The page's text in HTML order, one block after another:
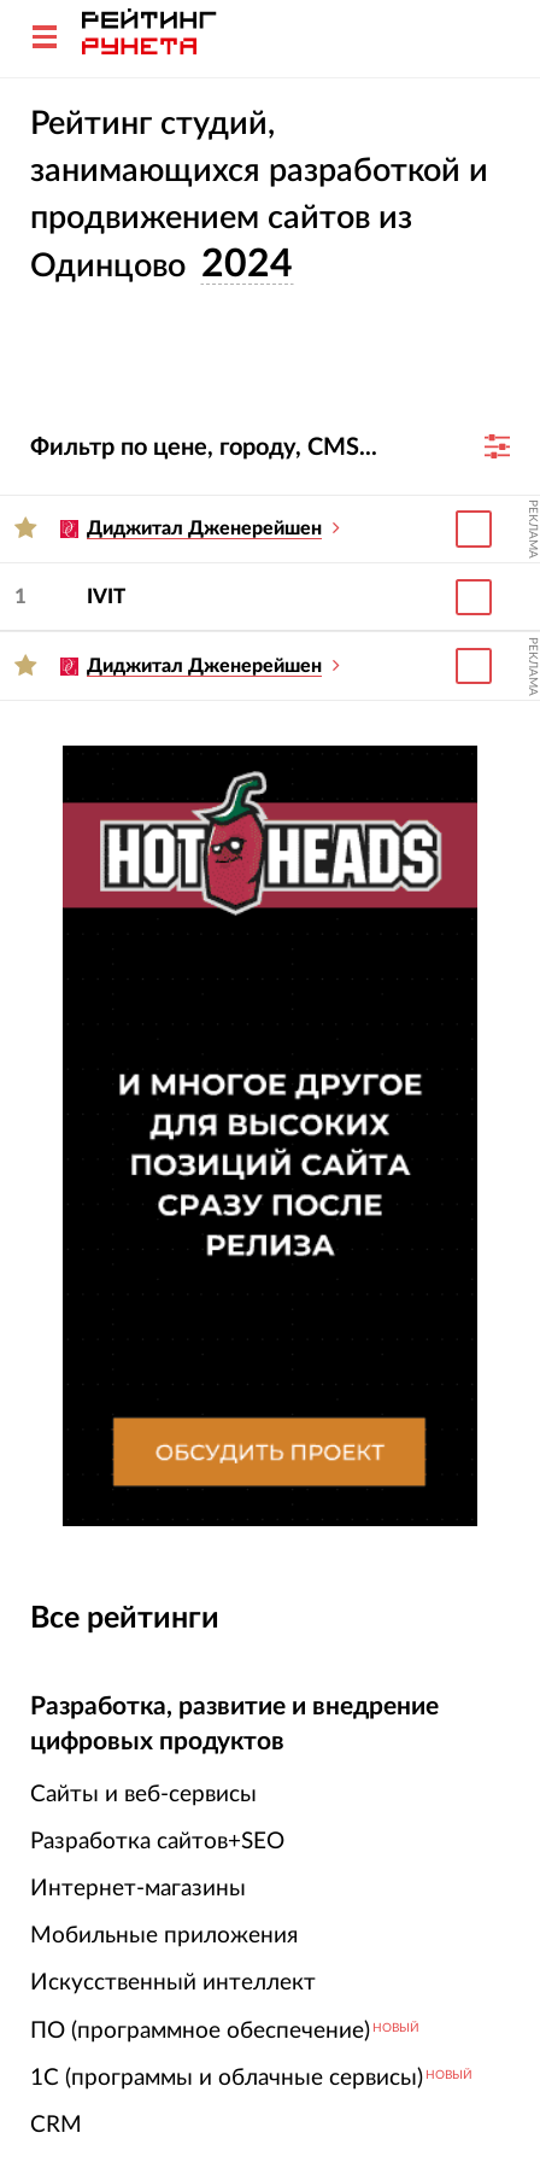
Рейтинг студий,
занимающихся разработкой и
продвижением сайтов из
Одинцово 2024
Фильтр по цене, городу, CMS...
Диджитал Дженерейшен РЕКЛАМА
1 IVIT
Диджитал Дженерейшен РЕКЛАМА
Все рейтинги
Разработка, развитие и внедрение
цифровых продуктов
Сайты и веб-сервисы
Разработка сайтов+SEO
Интернет-магазины
Мобильные приложения
Искусственный интеллект
ПО (программное обеспечение) НОВЫЙ
1С (программы и облачные сервисы) НОВЫЙ
CRM